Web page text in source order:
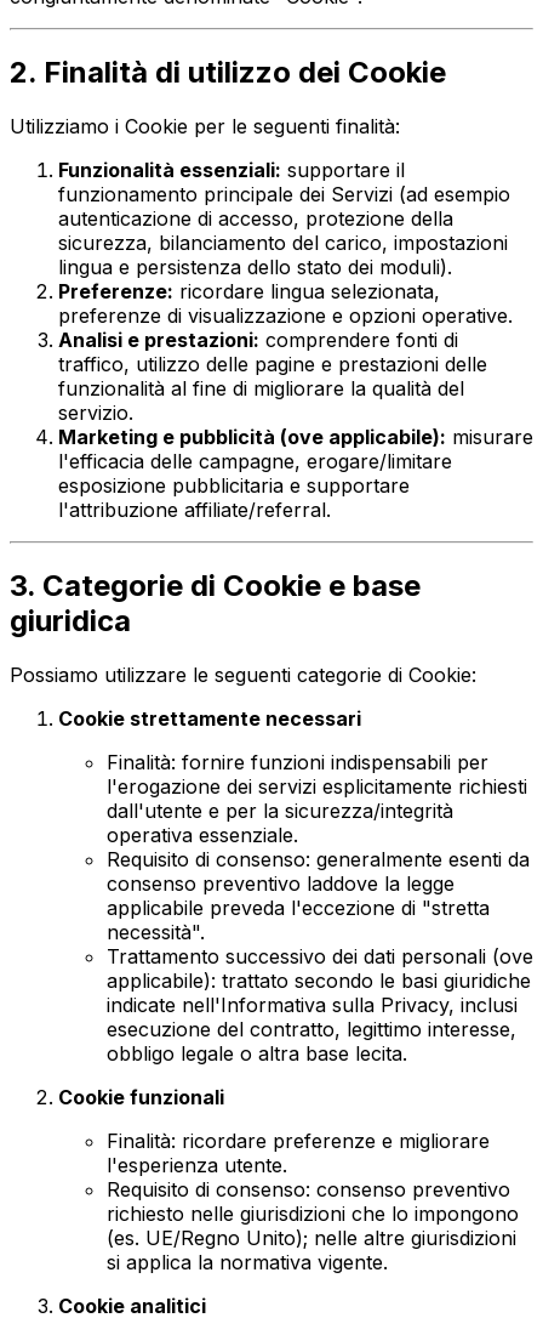
2. Finalità di utilizzo dei Cookie
Utilizziamo i Cookie per le seguenti finalità:
Funzionalità essenziali: supportare il
funzionamento principale dei Servizi (ad esempio
autenticazione di accesso, protezione della
sicurezza, bilanciamento del carico, impostazioni
lingua e persistenza dello stato dei moduli).
Preferenze: ricordare lingua selezionata,
preferenze di visualizzazione e opzioni operative.
Analisi e prestazioni: comprendere fonti di
traffico, utilizzo delle pagine e prestazioni delle
funzionalità al fine di migliorare la qualità del
servizio.
Marketing e pubblicità (ove applicabile): misurare
l'efficacia delle campagne, erogare/limitare
esposizione pubblicitaria e supportare
l'attribuzione affiliate/referral.
3. Categorie di Cookie e base
giuridica
Possiamo utilizzare le seguenti categorie di Cookie:
Cookie strettamente necessari
Finalità: fornire funzioni indispensabili per
l'erogazione dei servizi esplicitamente richiesti
dall'utente e per la sicurezza/integrità
operativa essenziale.
Requisito di consenso: generalmente esenti da
consenso preventivo laddove la legge
applicabile preveda l'eccezione di "stretta
necessità".
Trattamento successivo dei dati personali (ove
applicabile): trattato secondo le basi giuridiche
indicate nell'Informativa sulla Privacy, inclusi
esecuzione del contratto, legittimo interesse,
obbligo legale o altra base lecita.
Cookie funzionali
Finalità: ricordare preferenze e migliorare
l'esperienza utente.
Requisito di consenso: consenso preventivo
richiesto nelle giurisdizioni che lo impongono
(es. UE/Regno Unito); nelle altre giurisdizioni
si applica la normativa vigente.
Cookie analitici